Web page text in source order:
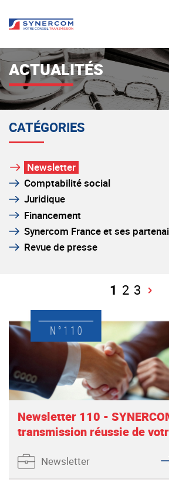
ACTUALITÉS
CATÉGORIES
Newsletter
Comptabilité social
Juridique
Financement
Synercom France et ses
Revue de presse
1 2 3
Newsletter 110 -
transmission réussie de
Newsletter